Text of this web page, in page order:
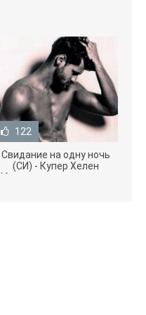
122
Свидание на одну ночь
(СИ) - Купер Хелен
(бесплатные серии книг